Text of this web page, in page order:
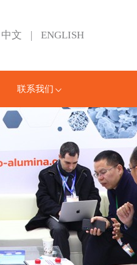
中文 | ENGLISH
联系我们